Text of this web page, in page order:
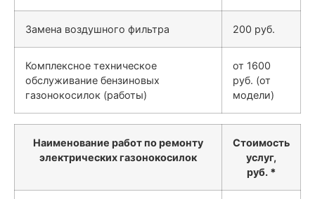
Замена воздушного фильтра 200 руб.
Комплексное техническое
обслуживание бензиновых
газонокосилок (работы)
от 1600
руб. (от
модели)
Наименование работ по ремонту
электрических газонокосилок
Стоимость
услуг,
руб. *